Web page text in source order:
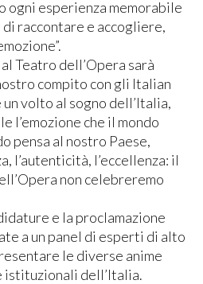
ogni esperienza memorabile
di raccontare e accogliere,
Teatro dell’Opera sarà
compito con gli Italian
volto al sogno dell’Italia,
l’emozione che il mondo
pensa al nostro Paese,
l’autenticità, l’eccellenza: il
non celebreremo
e la proclamazione
a un panel di esperti di alto
le diverse anime
istituzionali dell’Italia.